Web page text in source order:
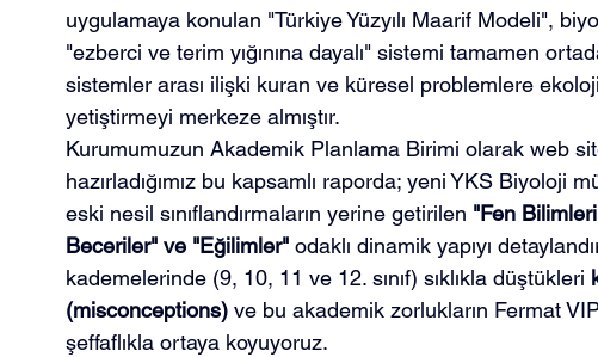
uygulamaya konulan "Türkiye Yüzyılı Maarif Modeli",
"ezberci ve terim yığınına dayalı" sistemi tamamen
sistemler arası ilişki kuran ve küresel problemlere
yetiştirmeyi merkeze almıştır.
Kurumumuzun Akademik Planlama Birimi olarak web
hazırladığımız bu kapsamlı raporda; yeni YKS Biyoloji
eski nesil sınıflandırmaların yerine getirilen "Fen
Beceriler" ve "Eğilimler" odaklı dinamik yapıyı
kademelerinde (9, 10, 11 ve 12. sınıf) sıklıkla düştükleri
(misconceptions) ve bu akademik zorlukların Fermat
şeffaflıkla ortaya koyuyoruz.